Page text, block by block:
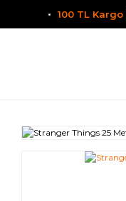
100 TL